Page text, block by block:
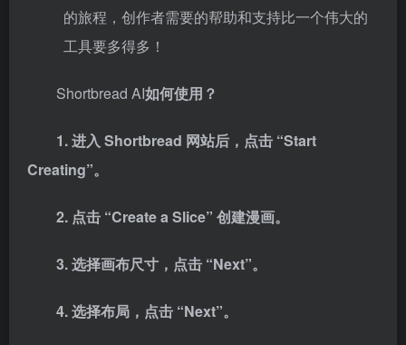
的旅程，创作者需要的帮助和支持比一个伟大的
工具要多得多！
Shortbread AI如何使用？
1. 进入 Shortbread 网站后，点击 “Start
Creating”。
2. 点击 “Create a Slice” 创建漫画。
3. 选择画布尺寸，点击 “Next”。
4. 选择布局，点击 “Next”。